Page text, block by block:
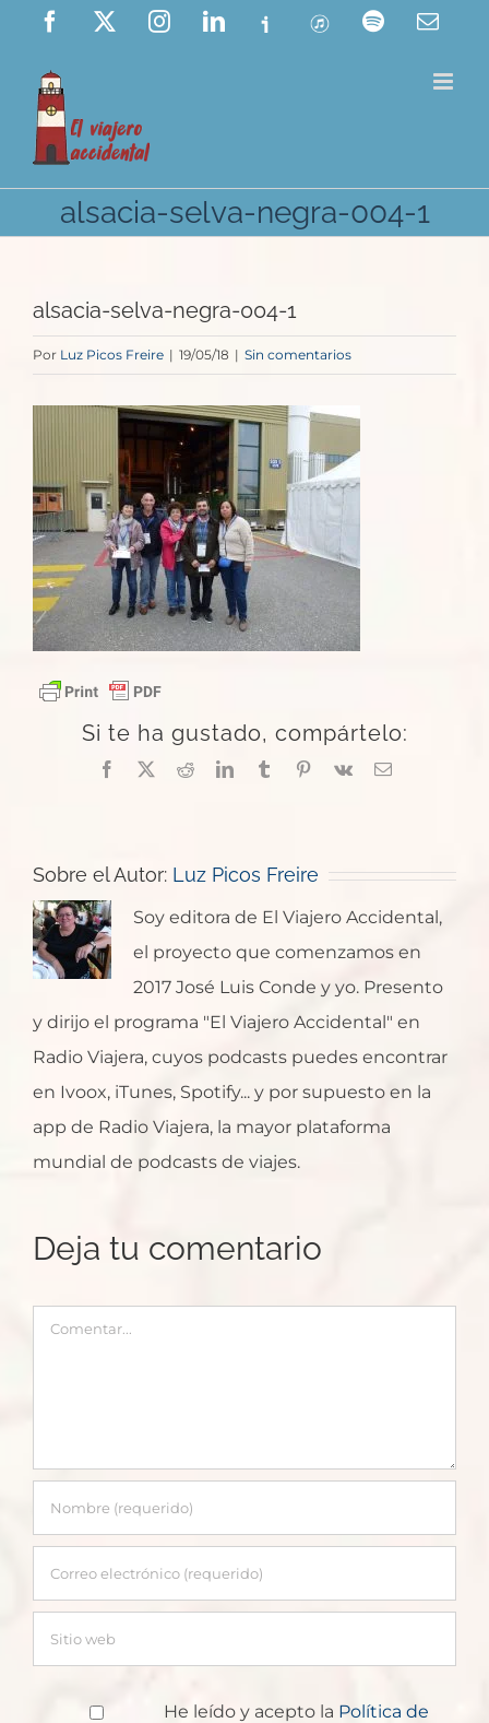
Saltar
contenido
Facebook InstagramLinkedIn
Ivoox ITunes Spotify
alsacia-selva-negra-004-1
alsacia-selva-negra-004-1
Por Luz Picos Freire | 19/05/18 | Sin comentarios
Si te ha gustado, compártelo:
Facebook
X RedditLinkedInTumblrPinterest
Vk
Correo
Sobre el Autor: Luz Picos Freire
Soy editora de El Viajero Accidental,
el proyecto que comenzamos en
2017 José Luis Conde y yo. Presento
y dirijo el programa "El Viajero Accidental" en
Radio Viajera, cuyos podcasts puedes encontrar
en Ivoox, iTunes, Spotify... y por supuesto en la
app de Radio Viajera, la mayor plataforma
mundial de podcasts de viajes.
Deja tu comentario
Comentar
He leído y acepto la Política de